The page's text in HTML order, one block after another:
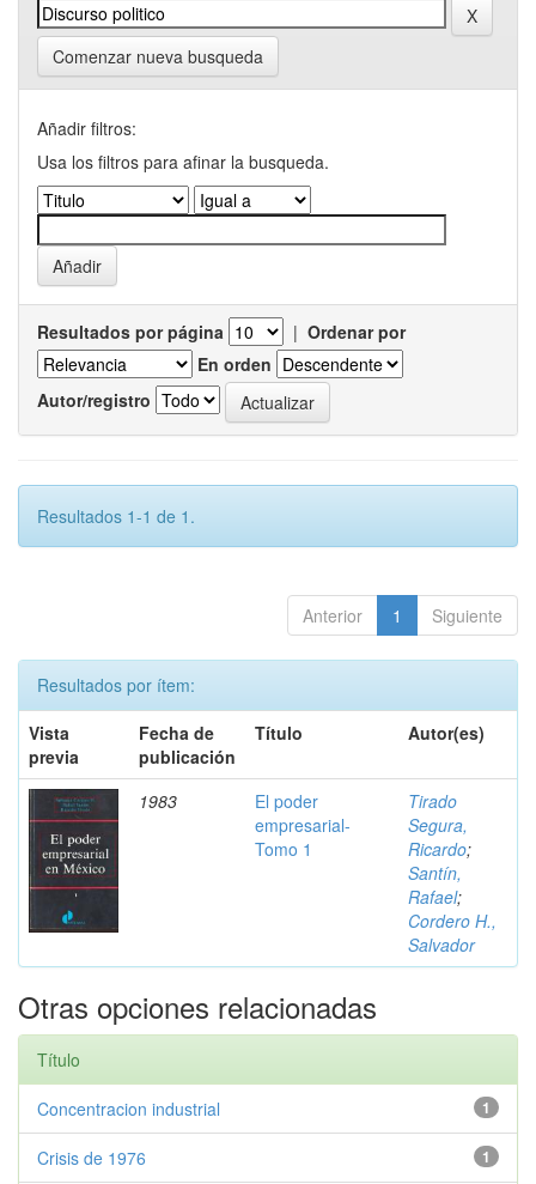
Comenzar nueva busqueda
Añadir filtros:
Usa los filtros para afinar la busqueda.
Resultados por página | Ordenar por
En orden
Autor/registro
Resultados 1-1 de 1.
Anterior 1 Siguiente
Resultados por ítem:
Vista
previa
Fecha de
publicación
Título Autor(es)
1983
El poder
empresarial-
Tomo 1
Tirado
Segura,
Ricardo;
Santín,
Rafael;
Cordero H.,
Salvador
Otras opciones relacionadas
Título
1
Concentracion industrial
1
Crisis de 1976